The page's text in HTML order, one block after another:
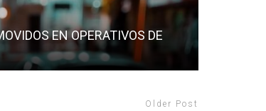
EN OPERATIVOS DE
Older Post